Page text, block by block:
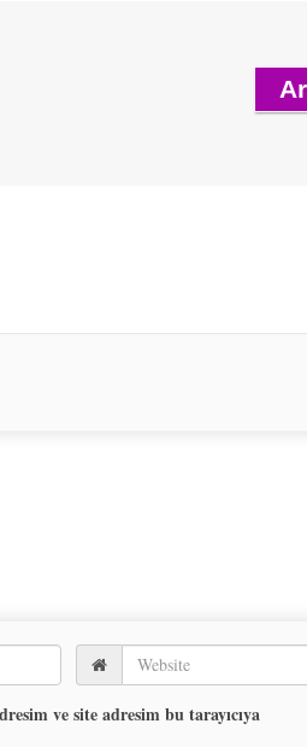
ve site adresim bu tarayıcıya